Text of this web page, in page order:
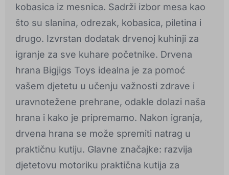
kobasica iz mesnica. Sadrži izbor mesa kao
što su slanina, odrezak, kobasica, piletina i
drugo. Izvrstan dodatak drvenoj kuhinji za
igranje za sve kuhare početnike. Drvena
hrana Bigjigs Toys idealna je za pomoć
vašem djetetu u učenju važnosti zdrave i
uravnotežene prehrane, odakle dolazi naša
hrana i kako je pripremamo. Nakon igranja,
drvena hrana se može spremiti natrag u
praktičnu kutiju. Glavne značajke: razvija
djetetovu motoriku praktična kutija za